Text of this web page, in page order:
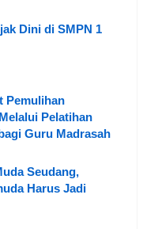
Dini di SMPN 1
Pemulihan
Pelatihan
Guru Madrasah
Seudang,
Harus Jadi